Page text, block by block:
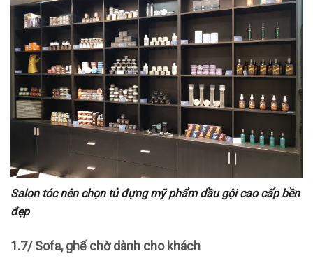
Salon tóc nên chọn tủ đựng mỹ phẩm dầu gội cao cấp bền
đẹp
1.7/ Sofa, ghế chờ dành cho khách